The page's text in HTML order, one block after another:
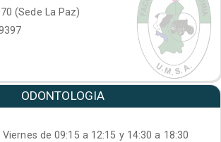
(Sede La Paz)
ODONTOLOGIA
Viernes de 09:15 a 12:15 y 14:30 a 18:30